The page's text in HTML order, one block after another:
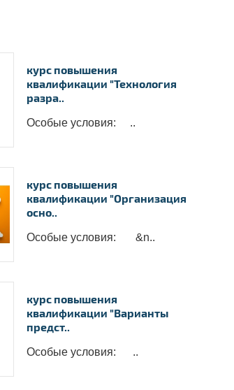
курс повышения
квалификации "Технология
разра..
Особые условия: ..
курс повышения
квалификации "Организация
осно..
Особые условия: &n..
курс повышения
квалификации "Варианты
предст..
Особые условия: ..